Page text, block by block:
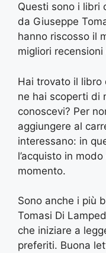
Questi sono i libri
da Giuseppe
hanno riscosso il
migliori
Hai trovato il libro
ne hai scoperti di
conoscevi? Per
aggiungere al
interessano: in
l’acquisto in
momento.
Sono anche i più
Tomasi Di
che iniziare a
preferiti. Buona